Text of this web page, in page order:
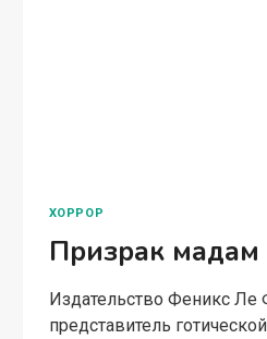
ХОРРОР
Призрак мадам
Издательство Феникс
представитель